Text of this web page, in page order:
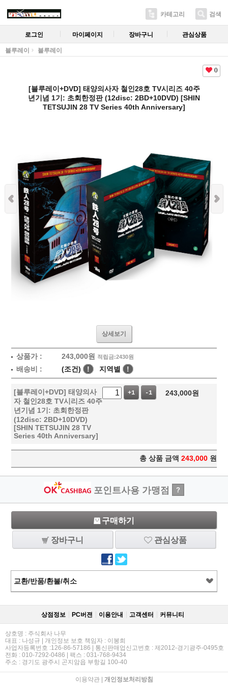
카테고리 검색
로그인 마이페이지 장바구니 관심상품
블루레이 블루레이
0
[블루레이+DVD] 태양의사자 철인28호 TV시리즈 40주
년기념 1기: 초회한정판 (12disc: 2BD+10DVD) [SHIN
TETSUJIN 28 TV Series 40th Anniversary]
상세보기
상품가 : 243,000원 적립금:2430원
배송비 : (조건) ! 지역별 !
[블루레이+DVD] 태양의사
자 철인28호 TV시리즈 40주
년기념 1기: 초회한정판
(12disc: 2BD+10DVD)
[SHIN TETSUJIN 28 TV
Series 40th Anniversary]
+1 -1 243,000원
총 상품 금액 243,000 원
포인트사용 가맹점 ?
구매하기
장바구니 관심상품
교환/반품/환불/취소
상점정보 PC버젼 이용안내 고객센터 커뮤니티
상호명 : 주식회사 나무
대표 : 나성규 | 개인정보 보호 책임자 : 이봉희
사업자등록번호 :126-86-57186 | 통신판매업신고번호 : 제2012-경기광주-0495호
전화 : 010-7292-0486 | 팩스 : 031-768-9434
주소 : 경기도 광주시 곤지암읍 부항길 100-40
이용약관| 개인정보처리방침